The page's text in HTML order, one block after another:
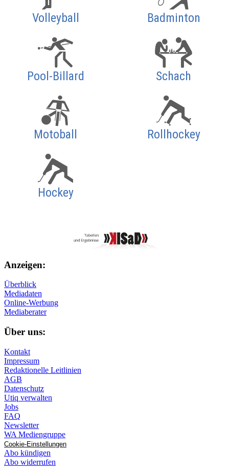
Volleyball Badminton
Pool-Billard Schach
Motoball Rollhockey
Hockey
Anzeigen:
Überblick
Mediadaten
Online-Werbung
Mediaberater
Über uns:
Kontakt
Impressum
Redaktionelle Leitlinien
AGB
Datenschutz
Utiq verwalten
Jobs
FAQ
Newsletter
WA Mediengruppe
Cookie-Einstellungen
Abo kündigen
Abo widerrufen